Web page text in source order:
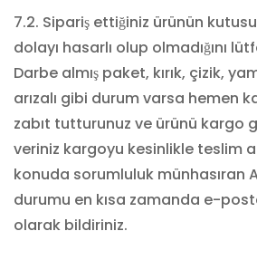
7.2. Sipariş ettiğiniz ürünün
dolayı hasarlı olup olmadığını
Darbe almış paket, kırık, çizik,
arızalı gibi durum varsa hemen
zabıt tutturunuz ve ürünü kargo
veriniz kargoyu kesinlikle teslim
konuda sorumluluk münhasıran
durumu en kısa zamanda e-
olarak bildiriniz.